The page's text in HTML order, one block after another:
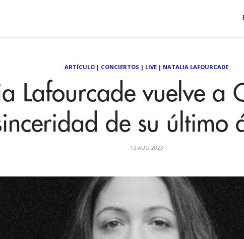
ARTÍCULO| CONCIERTOS | LIVE| NATALIA LAFOURCADE
Lafourcade vuelve a
de su último
12 AUG 2023